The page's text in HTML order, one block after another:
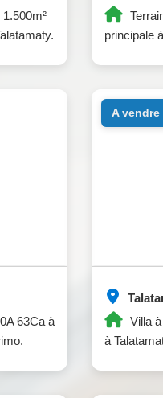
principale
63Ca à
Villa
à
a vendre